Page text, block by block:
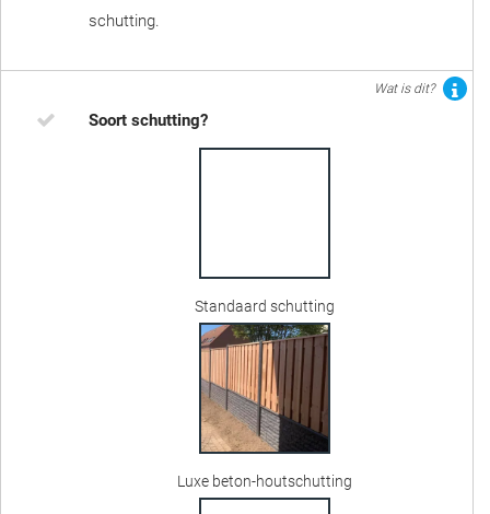
schutting.
Wat is dit?
Soort schutting?
Standaard schutting
Luxe beton-houtschutting